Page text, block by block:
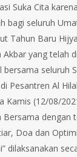
Suka Cita
bagi seluruh
Tahun Baru
Akbar yang telah
bersama seluruh
Pesantren Al
Kamis (12/08/
Bersama dengan
Doa dan
dilaksanakan